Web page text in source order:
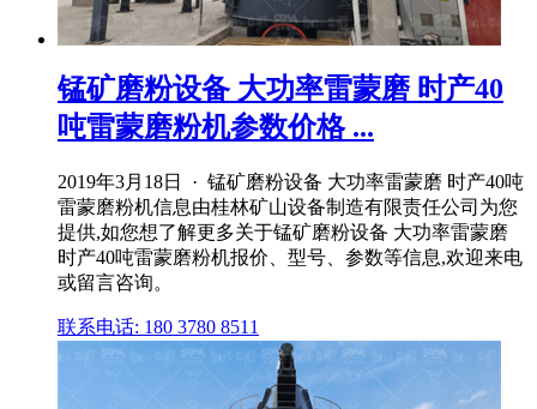
锰矿磨粉设备 大功率雷蒙磨 时产40
吨雷蒙磨粉机参数价格 ...
2019年3月18日 · 锰矿磨粉设备 大功率雷蒙磨 时产40吨
雷蒙磨粉机信息由桂林矿山设备制造有限责任公司为您
提供,如您想了解更多关于锰矿磨粉设备 大功率雷蒙磨
时产40吨雷蒙磨粉机报价、型号、参数等信息,欢迎来电
或留言咨询。
联系电话: 180 3780 8511